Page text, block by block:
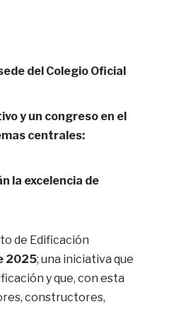
del Colegio Oficial
y un congreso en el
centrales:
la excelencia de
de Edificación
2025; una iniciativa que
y que, con esta
constructores,